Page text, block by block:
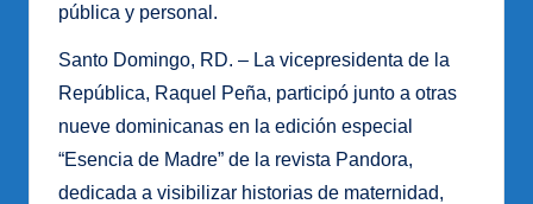
pública y personal.
Santo Domingo, RD. – La vicepresidenta de la
República, Raquel Peña, participó junto a otras
nueve dominicanas en la edición especial
“Esencia de Madre” de la revista Pandora,
dedicada a visibilizar historias de maternidad,